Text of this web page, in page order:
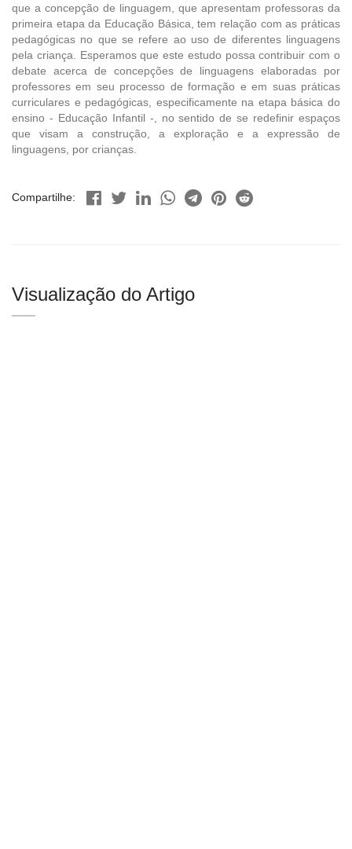
que a concepção de linguagem, que apresentam professoras da
primeira etapa da Educação Básica, tem relação com as práticas
pedagógicas no que se refere ao uso de diferentes linguagens
pela criança. Esperamos que este estudo possa contribuir com o
debate acerca de concepções de linguagens elaboradas por
professores em seu processo de formação e em suas práticas
curriculares e pedagógicas, especificamente na etapa básica do
ensino - Educação Infantil -, no sentido de se redefinir espaços
que visam a construção, a exploração e a expressão de
linguagens, por crianças.
Compartilhe:
Visualização do Artigo